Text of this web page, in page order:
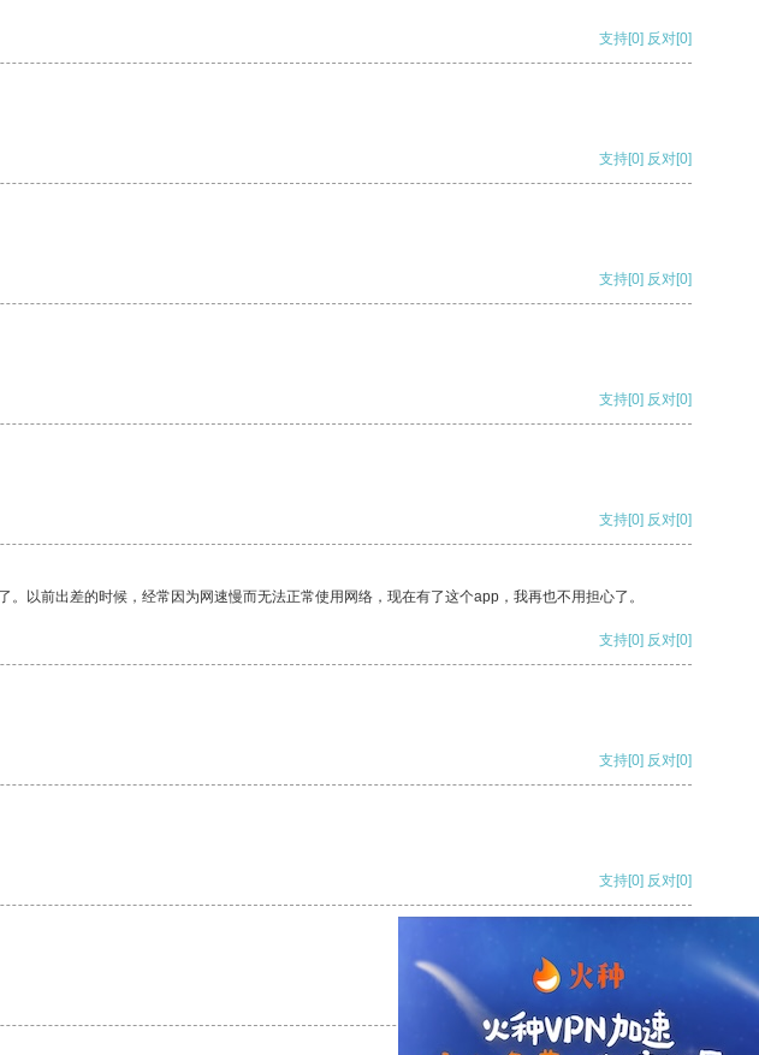
支持[0] 反对[0]
支持[0] 反对[0]
支持[0] 反对[0]
支持[0] 反对[0]
支持[0] 反对[0]
以前出差的时候，经常因为网速慢而无法正常使用网络，现在有了这个app，我再也不用担心了。
支持[0] 反对[0]
支持[0] 反对[0]
支持[0] 反对[0]